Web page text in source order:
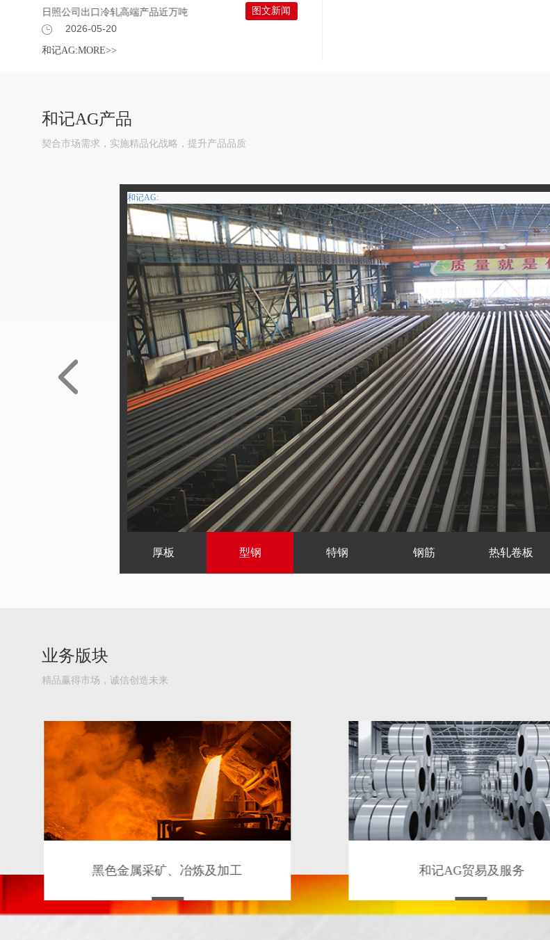
日照公司出口冷轧高端产品近万吨 图文新闻
2026-05-20
和记AG:MORE>>
和记AG产品
契合市场需求，实施精品化战略，提升产品品质
和记AG:
厚板 型钢 特钢 钢筋 热轧卷板
业务版块
精品赢得市场，诚信创造未来
黑色金属采矿、冶炼及加工 和记AG贸易及服务